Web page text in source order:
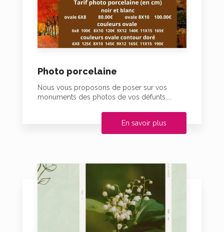
Photo porcelaine
Nous vous proposons de poser sur vos
monuments des photos de vos défunts....
En savoir plus